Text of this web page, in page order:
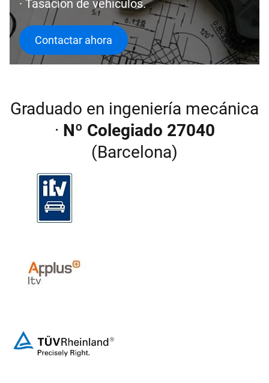
· Tasación de vehículos.
Contactar ahora
Graduado en ingeniería mecánica
· Nº Colegiado 27040
(Barcelona)